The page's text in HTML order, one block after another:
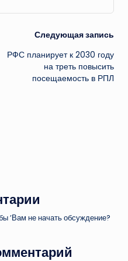
Следующая запись
РФС планирует к 2030 году
на треть повысить
посещаемость в РПЛ
’Вам не начать обсуждение?